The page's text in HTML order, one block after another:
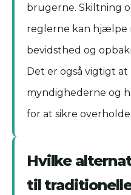
brugerne. Skiltning
reglerne kan hjælpe
bevidsthed og
Det er også vigtigt
myndighederne og
for at sikre
Hvilke
til